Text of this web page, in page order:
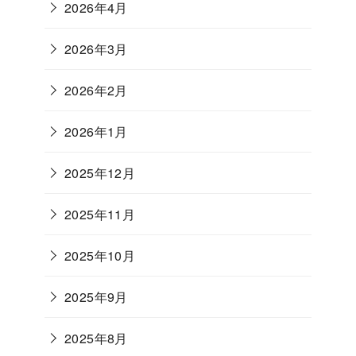
2026年4月
2026年3月
2026年2月
2026年1月
2025年12月
2025年11月
2025年10月
2025年9月
2025年8月